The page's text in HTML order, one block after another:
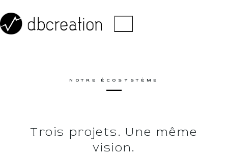
NOTRE ÉCOSYSTÈME
Trois projets. Une même
vision.